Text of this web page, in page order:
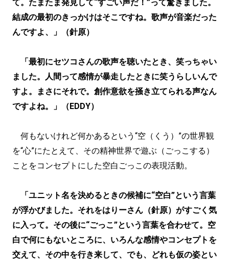
て。たまたま発見して“すごい声だ！”って驚きました。
結成の最初のきっかけはそこですね。歌声が音楽だった
んですよ、」（針原）
「最初にセツコさんの歌声を聴いたとき、笑っちゃい
ました。人間って感情が暴走したときに笑うらしいんで
すよ。まさにそれで。創作意欲を掻き立てられる声なん
ですよね。」（EDDY）
何もないけれど何かあるという“空（くう）”の世界観
を“心”にたとえて、その精神世界で遊ぶ（ごっこする）
ことをコンセプトにした空白ごっこの表現活動。
「ユニット名を決めるときの候補に“空白”という言葉
が浮かびました。それをはりーさん（針原）がすごく気
に入って。その後に“ごっこ”という言葉を合わせて。空
白で何にもないところに、いろんな感情やコンセプトを
交えて、その中を行き来して、でも、どれも仮の姿とい